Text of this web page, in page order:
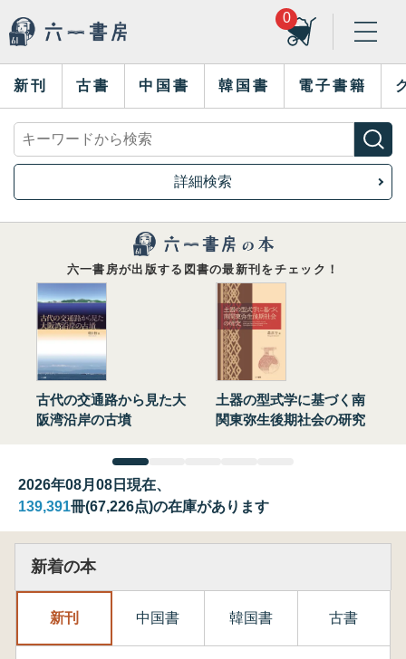
0
新刊 古書 中国書 韓国書 電子書籍
詳細検索
六一書房が出版する図書の最新刊をチェック！
古代の交通路から見た大
阪湾沿岸の古墳
土器の型式学に基づく南
関東弥生後期社会の研究
2026年08月08日現在、
139,391冊(67,226点)の在庫があります
新着の本
新刊 中国書 韓国書 古書